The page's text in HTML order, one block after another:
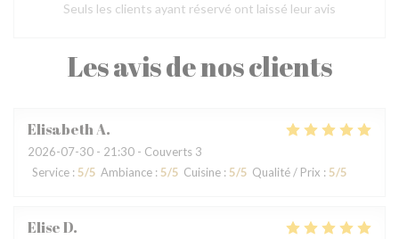
Les avis de nos clients
ElisabethA
2026-07-30 - 21:30 - Couverts 3
Service : 5/5 Ambiance : 5/5 Cuisine : 5/5 Qualité / Prix : 5/5
EliseD
Seuls les clients ayant réservé ont laissé leur avis